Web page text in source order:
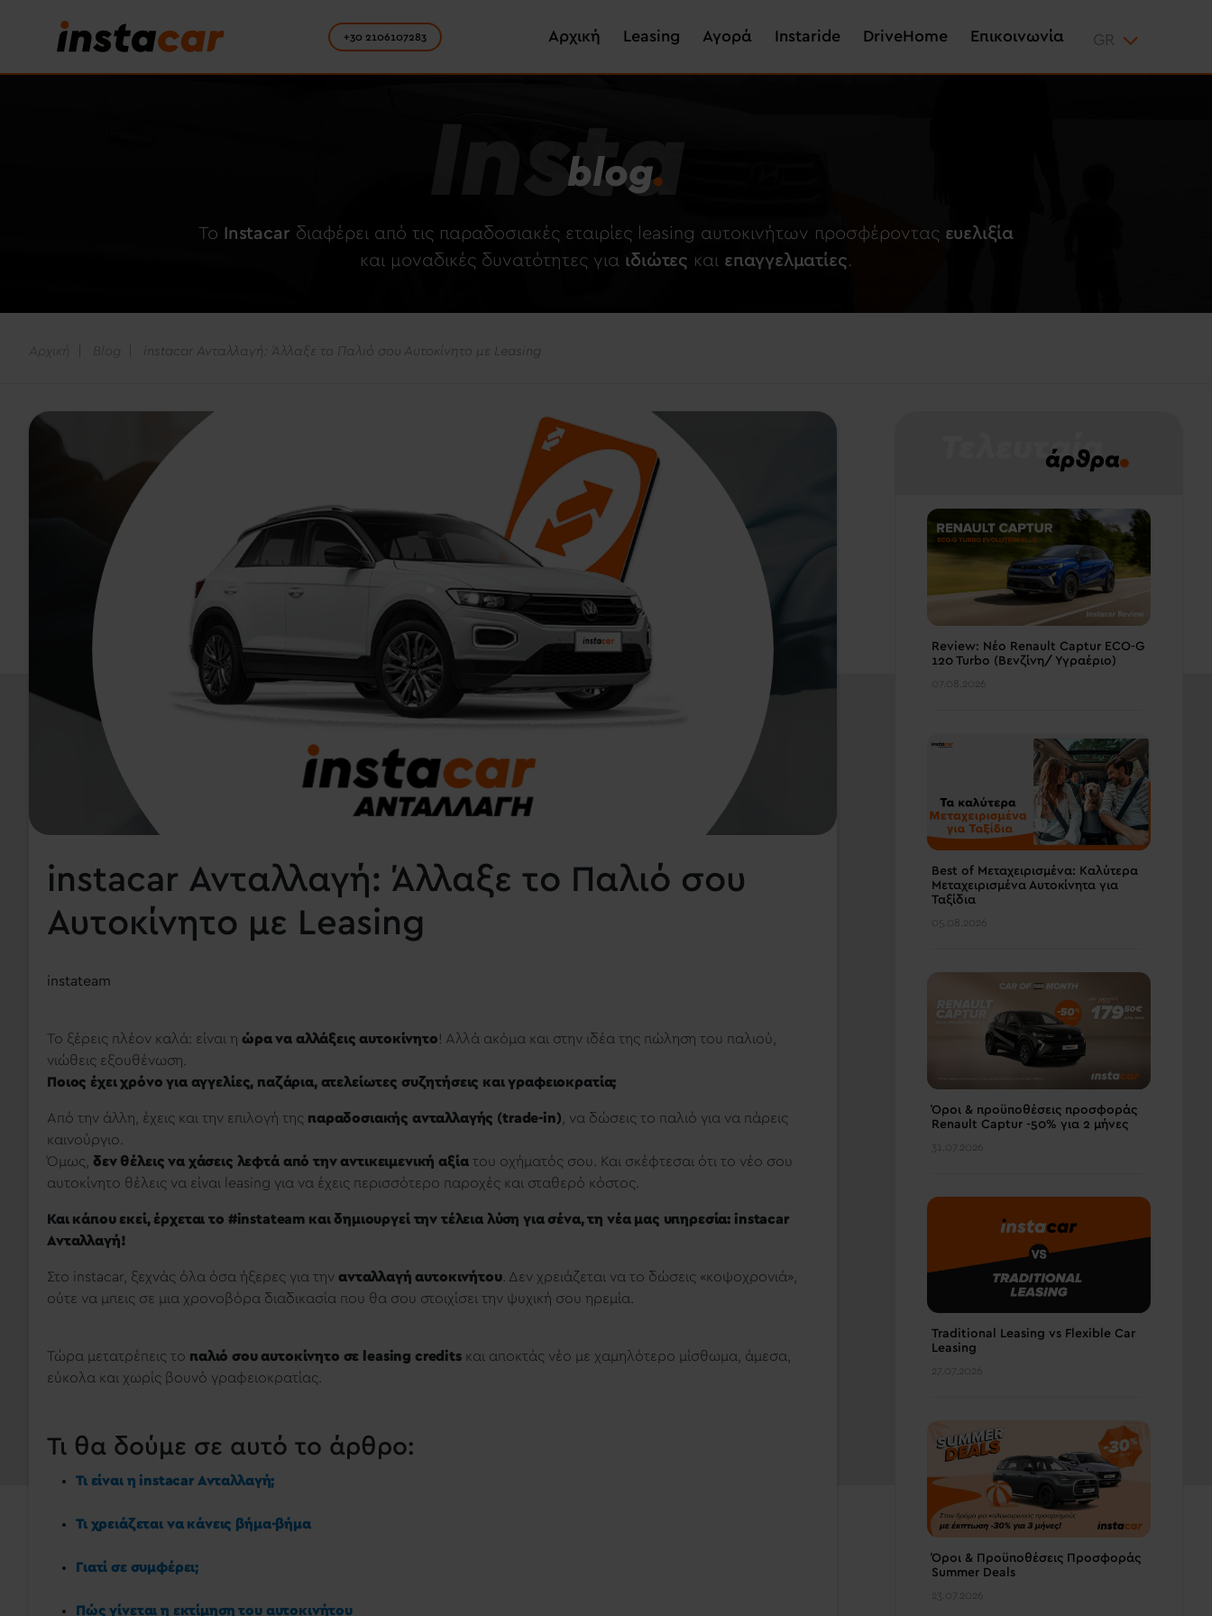
content
+30 2106107283 Main navigation
Αρχική Leasing Αγορά Instaride DriveHome Επικοινωνία
Insta
blog.
To Instacar διαφέρει από τις παραδοσιακές εταιρίες leasing αυτοκινήτων προσφέροντας ευελιξία
και μοναδικές δυνατότητες για ιδιώτες και επαγγελματίες.
Αρχική Blog instacar Ανταλλαγή: Άλλαξε το Παλιό σου Αυτοκίνητο με Leasing
instacar Ανταλλαγή: Άλλαξε το Παλιό σου
Αυτοκίνητο με Leasing
instateam
Το ξέρεις πλέον καλά: είναι η ώρα να αλλάξεις αυτοκίνητο! Αλλά ακόμα και στην ιδέα της πώληση του παλιού,
νιώθεις εξουθένωση.
Ποιος έχει χρόνο για αγγελίες, παζάρια, ατελείωτες συζητήσεις και γραφειοκρατία;
Από την άλλη, έχεις και την επιλογή της παραδοσιακής ανταλλαγής (trade-in), να δώσεις το παλιό για να πάρεις
καινούργιο.
Όμως, δεν θέλεις να χάσεις λεφτά από την αντικειμενική αξίατου οχήματός σου. Και σκέφτεσαι ότι το νέο σου
αυτοκίνητο θέλεις να είναι leasing για να έχεις περισσότερο παροχές και σταθερό κόστος.
Και κάπου εκεί, έρχεται το #instateam και δημιουργεί την τέλεια λύση για σένα, τη νέα μας υπηρεσία: instacar
Ανταλλαγή!
Στο instacar, ξεχνάς όλα όσα ήξερες για την ανταλλαγή αυτοκινήτου. Δεν χρειάζεται να το δώσεις «κοψοχρονιά»,
ούτε να μπεις σε μια χρονοβόρα διαδικασία που θα σου στοιχίσει την ψυχική σου ηρεμία.
Τώρα μετατρέπεις το παλιό σου αυτοκίνητο σε leasing credits και αποκτάς νέο με χαμηλότερο μίσθωμα, άμεσα,
εύκολα και χωρίς βουνό γραφειοκρατίας.
Τι θα δούμε σε αυτό το άρθρο:
Τι είναι η instacar Ανταλλαγή;
Τι χρειάζεται να κάνεις βήμα-βήμα
Γιατί σε συμφέρει;
Πώς γίνεται η εκτίμηση του αυτοκινήτου
Τελευταία
άρθρα.
Review: Νέο Renault Captur ECO-G
120 Turbo (Βενζίνη/ Υγραέριο)
07.08.2026
Best of Μεταχειρισμένα: Καλύτερα
Μεταχειρισμένα Αυτοκίνητα για
Ταξίδια
05.08.2026
Όροι & προϋποθέσεις πρoσφοράς
Renault Captur -50% για 2 μήνες
31.07.2026
Traditional Leasing vs Flexible Car
Leasing
27.07.2026
Όροι & Προϋποθέσεις Προσφοράς
Summer Deals
23.07.2026